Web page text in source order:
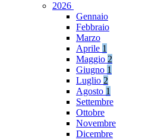
2026
Gennaio
Febbraio
Marzo
Aprile 1
Maggio 2
Giugno 1
Luglio 2
Agosto 1
Settembre
Ottobre
Novembre
Dicembre